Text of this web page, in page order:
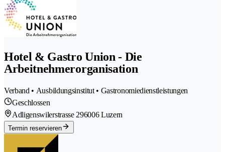
Hotel & Gastro Union - Die
Arbeitnehmerorganisation
Verband • Ausbildungsinstitut • Gastronomiedienstleistungen
Geschlossen
Adligenswilerstrasse 296006 Luzern
Termin reservieren